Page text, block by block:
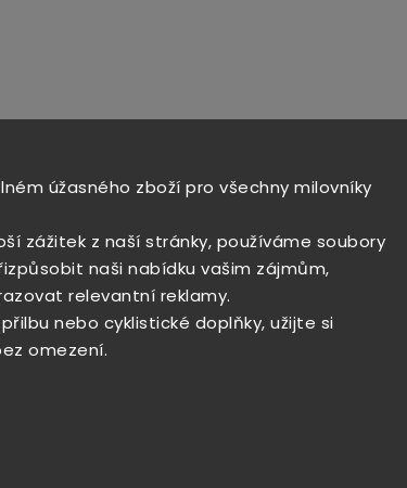
úžasného zboží pro všechny milovníky
zážitek z naší stránky, používáme soubory
naši nabídku vašim zájmům,
relevantní reklamy.
nebo cyklistické doplňky, užijte si
omezení.